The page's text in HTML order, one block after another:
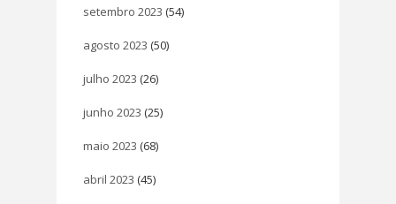
setembro 2023 (54)
agosto 2023 (50)
julho 2023 (26)
junho 2023 (25)
maio 2023 (68)
abril 2023 (45)